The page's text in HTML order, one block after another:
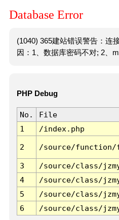
Database Error
(1040) 365建站错误警告：连
因：1、数据库密码不对; 2、
PHP Debug
No. File
1
/index.php
2 /source/function/
3 /source/class/
4
/source/class/
5
/source/class/
6
/source/class/